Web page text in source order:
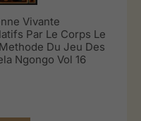
Vivante
Par Le Corps Le
Du Jeu Des
Ngongo Vol 16